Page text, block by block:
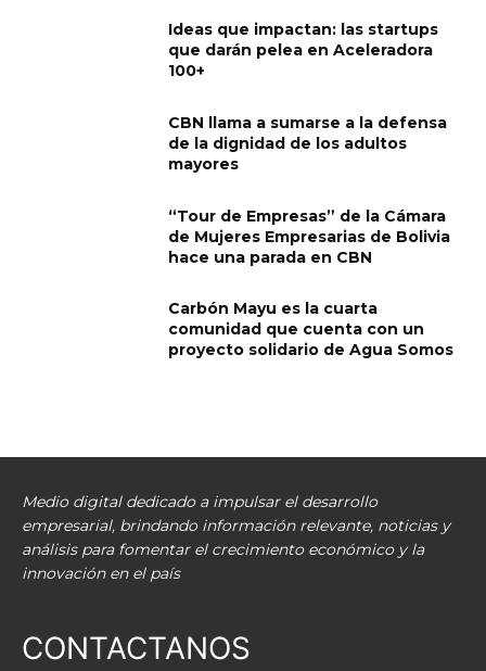
Ideas que impactan: las startups
que darán pelea en Aceleradora
100+
CBN llama a sumarse a la defensa
de la dignidad de los adultos
mayores
“Tour de Empresas” de la Cámara
de Mujeres Empresarias de Bolivia
hace una parada en CBN
Carbón Mayu es la cuarta
comunidad que cuenta con un
proyecto solidario de Agua Somos
Medio digital dedicado a impulsar el desarrollo
empresarial, brindando información relevante, noticias y
análisis para fomentar el crecimiento económico y la
innovación en el país
CONTACTANOS